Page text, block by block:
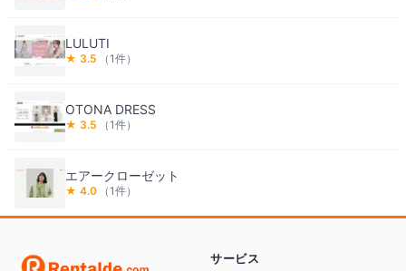
LULUTI
★ 3.5 （1件）
OTONA DRESS
★ 3.5 （1件）
エアークローゼット
★ 4.0 （1件）
サービス